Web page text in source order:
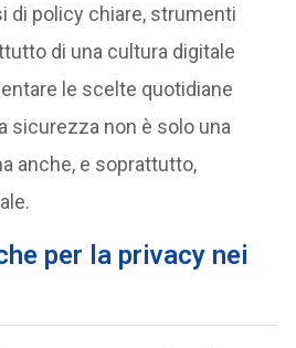
di policy chiare, strumenti
di una cultura digitale
le scelte quotidiane
sicurezza non è solo una
anche, e soprattutto,
per la privacy nei